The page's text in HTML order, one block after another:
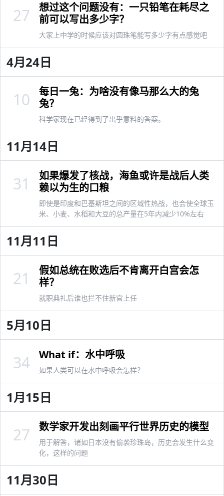
想过这个问题没有：一只铅笔在耗尽之
前可以写出多少字？
大家上中学的时候应该对圆珠笔能写多少字有点感觉吧
27
4月24日
每日一兔：为啥没有像马那么大的兔
兔？
科学家现在已经得到了出乎意料的答案。
10
11月14日
如果爆发了核战，海鱼或许是战后人类
赖以为生的口粮
即使是印度和巴基斯坦之间的区域性热战，也会使全球玉
米、小麦、水稻和大豆的总产量在5年内减少10%左右
31
11月11日
假如总统在败选后不肯离开白宫会怎
样？
就职典礼后谁也拦不住新官上任
21
5月10日
What if：水中呼吸
如果人类可以在水中呼吸会怎样？
34
1月15日
数学家开发出刻画平行世界历史的模型
用于解答，诸如日本没有偷袭珍珠岛，历史会发生什么变
化，这样的问题
27
11月30日